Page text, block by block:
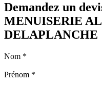
Demandez un
MENUISERIE
DELAPLANCHE
Nom *
Prénom *